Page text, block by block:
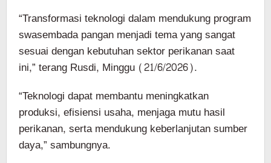
“Transformasi teknologi dalam mendukung program
swasembada pangan menjadi tema yang sangat
sesuai dengan kebutuhan sektor perikanan saat
ini,” terang Rusdi, Minggu (21/6/2026).
“Teknologi dapat membantu meningkatkan
produksi, efisiensi usaha, menjaga mutu hasil
perikanan, serta mendukung keberlanjutan sumber
daya,” sambungnya.